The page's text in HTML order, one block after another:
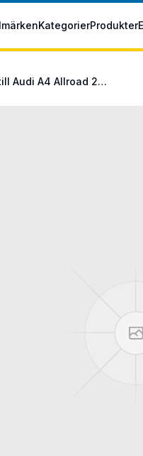
KategorierProdukter
Turbo till Audi A4 Allroad 2016/01-2025/12 2.0 TDI quattro